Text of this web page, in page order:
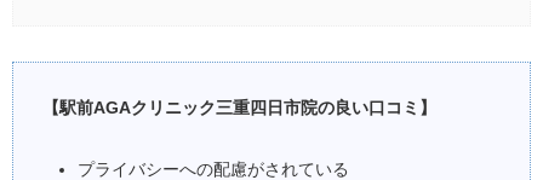
【駅前AGAクリニック三重四日市院の良い口コミ】
プライバシーへの配慮がされている